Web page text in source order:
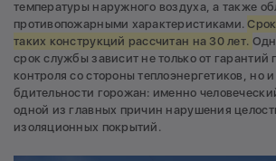
температуры наружного воздуха, а также
противопожарными характеристиками.
таких конструкций рассчитан на 30 лет.
срок службы зависит не только от гарантий
контроля со стороны теплоэнергетиков, но и
бдительности горожан: именно
одной из главных причин нарушения
изоляционных покрытий.